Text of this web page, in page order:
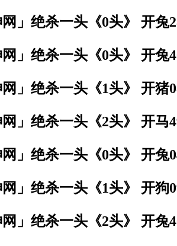
」绝杀一头《0头》 开兔
」绝杀一头《0头》 开兔
」绝杀一头《1头》 开猪
」绝杀一头《2头》 开马
」绝杀一头《0头》 开兔
」绝杀一头《1头》 开狗
」绝杀一头《2头》 开兔